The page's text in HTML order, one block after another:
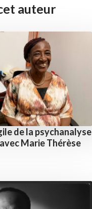
auteur
de la psychanalyse
Marie Thérèse